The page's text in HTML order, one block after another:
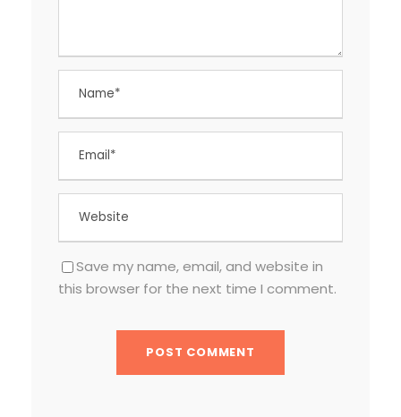
Save my name, email, and website in
this browser for the next time I comment.